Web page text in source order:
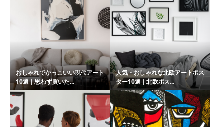
おしゃれでかっこいい現代アート
10選｜思わず買いた...
人気・おしゃれな北欧アートポス
ター10選｜北欧ポス...